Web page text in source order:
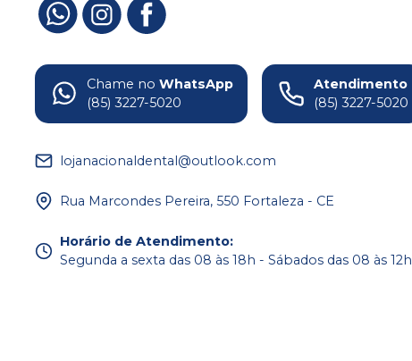
Chame no WhatsApp
(85) 3227-5020
Atendimento
(85) 3227-5020
lojanacionaldental@outlook.com
Rua Marcondes Pereira, 550 Fortaleza - CE
Horário de Atendimento:
Segunda a sexta das 08 às 18h - Sábados das 08 às 12h